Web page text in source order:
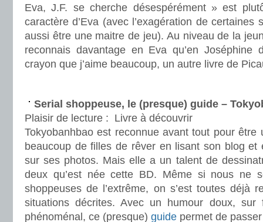
Eva, J.F. se cherche désespérément » est
caractère d’Eva (avec l’exagération de certaines
aussi être une maitre de jeu). Au niveau de la
reconnais davantage en Eva qu’en Joséphine
crayon que j’aime beaucoup, un autre livre de
Serial shoppeuse, le (presque) guide –
Plaisir de lecture : Livre à découvrir
Tokyobanhbao est reconnue avant tout pour être
beaucoup de filles de rêver en lisant son blog et
sur ses photos. Mais elle a un talent de
deux qu’est née cette BD. Même si nous ne
shoppeuses de l’extrême, on s’est toutes déjà
situations décrites. Avec un humour doux, sur
phénoménal, ce (presque) guide permet de